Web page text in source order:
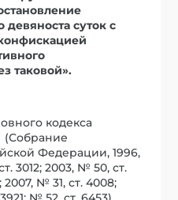
девяноста суток с
таковой».
кодекса
Федерации, 1996,
3012; 2003, № 50, ст.
№ 31, ст. 4008;